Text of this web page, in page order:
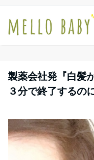
製薬会社発『白髪
３分で終了するの